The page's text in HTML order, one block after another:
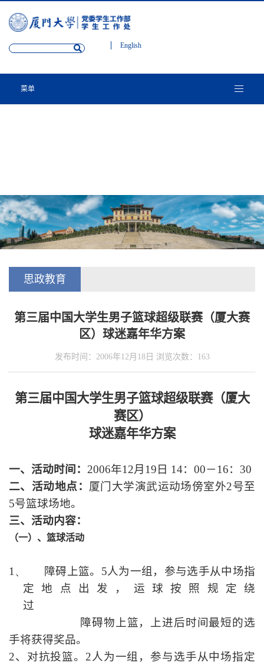
English
菜单
思政教育
第三届中国大学生男子篮球超级联赛（厦大赛
区）球迷嘉年华方案
发布时间：2006年12月18日 浏览次数： 163
第三届中国大学生男子篮球超级联赛（厦大
赛区）
球迷嘉年华方案
一、活动时间： 2006年12月 19 日 14： 00－16： 30
二、活动地点： 厦门大学演武运动场傍室外2号至
5号篮球场地。
三、活动内容：
（一）、篮球活动
1、 障碍上篮。 5人为一组，参与选手从中场指
定地点出发，运球按照规定绕
过
障碍物上篮，上进后时间最短的选
手将获得奖品。
2、对抗投篮。 2人为一组，参与选手从中场指定